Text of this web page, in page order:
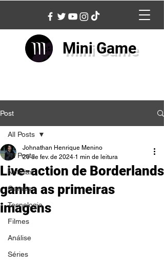
Mini Game
Post
All Posts
Notícias
Games
Tecnologia
Filmes
Análise
Séries
All Posts
Live-action de Borderlands
ganha as primeiras
imagens
Johnathan Henrique Menino
20 de fev. de 2024 1 min de leitura